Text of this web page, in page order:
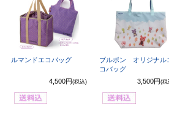
ルマンドエコバッグ
4,500円 (税込)
ブルボン オリジナル
コバッグ
3,500円 (税